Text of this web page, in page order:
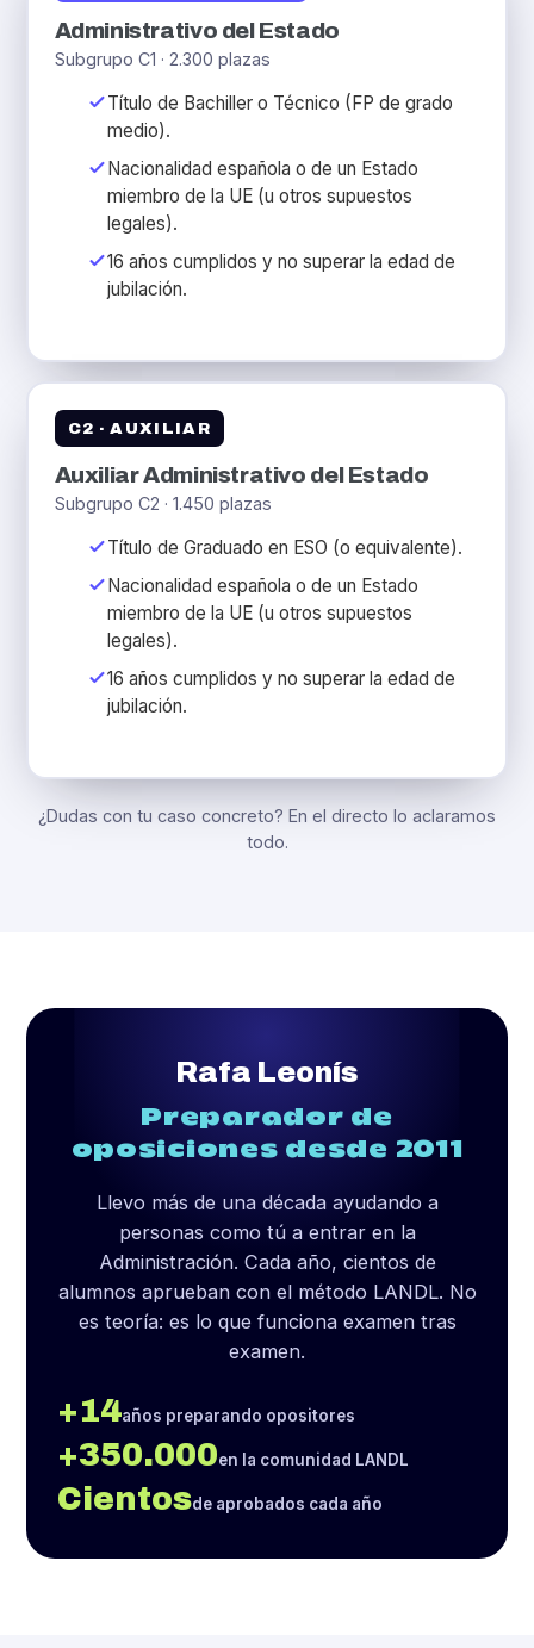
Administrativo del Estado
Subgrupo C1 · 2.300 plazas
Título de Bachiller o Técnico (FP de grado
medio).
Nacionalidad española o de un Estado
miembro de la UE (u otros supuestos
legales).
16 años cumplidos y no superar la edad de
jubilación.
C2 · AUXILIAR
Auxiliar Administrativo del Estado
Subgrupo C2 · 1.450 plazas
Título de Graduado en ESO (o equivalente).
Nacionalidad española o de un Estado
miembro de la UE (u otros supuestos
legales).
16 años cumplidos y no superar la edad de
jubilación.
¿Dudas con tu caso concreto? En el directo lo aclaramos
todo.
Rafa Leonís
Preparador de
oposiciones desde 2011
Llevo más de una década ayudando a
personas como tú a entrar en la
Administración. Cada año, cientos de
alumnos aprueban con el método LANDL. No
es teoría: es lo que funciona examen tras
examen.
+14años preparando opositores
+350.000en la comunidad LANDL
Cientosde aprobados cada año